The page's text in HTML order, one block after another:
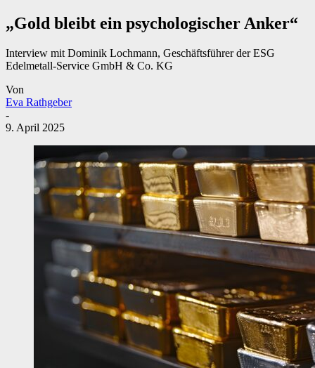
„Gold bleibt ein psychologischer Anker“
Interview mit Dominik Lochmann, Geschäftsführer der ESG
Edelmetall-Service GmbH & Co. KG
Von
Eva Rathgeber
-
9. April 2025